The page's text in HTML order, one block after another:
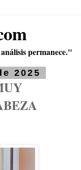
permanece."
2025